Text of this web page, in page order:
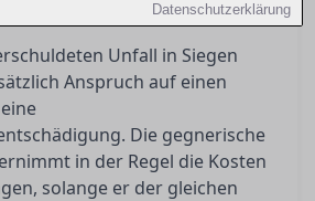
Datenschutzerklärung
Unfall zusteht.
Unfall in Siegen
Anspruch auf einen
Die gegnerische
in der Regel die Kosten
solange er der gleichen